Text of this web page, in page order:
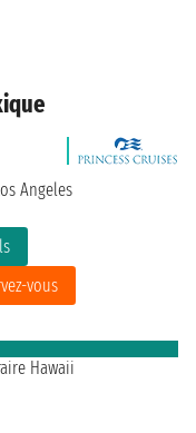
vous
Angeles